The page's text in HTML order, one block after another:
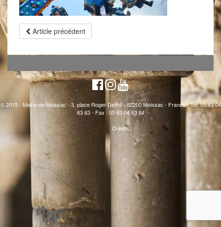
Article précédent
© 2015 - Mairie de Moissac - 3, place Roger Delthil - 82200 Moissac - France - Tél. 05 63 04
63 63 - Fax : 05 63 04 63 64
Crédits